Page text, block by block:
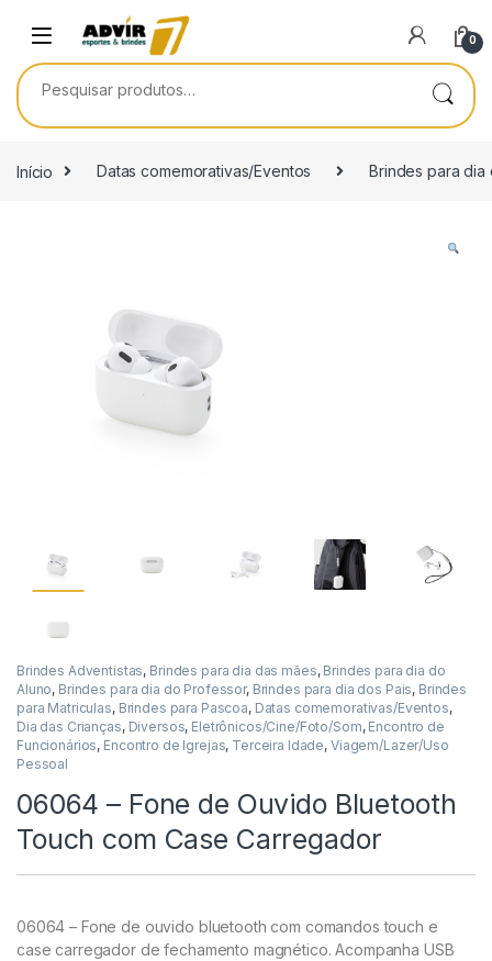
0
Pesquisar por:
Início Datas comemorativas/Eventos Brindes para dia
Brindes Adventistas, Brindes para dia das mães, Brindes para dia do
Aluno, Brindes para dia do Professor, Brindes para dia dos Pais, Brindes
para Matriculas, Brindes para Pascoa, Datas comemorativas/Eventos,
Dia das Crianças, Diversos, Eletrônicos/Cine/Foto/Som, Encontro de
Funcionários, Encontro de Igrejas, Terceira Idade, Viagem/Lazer/Uso
Pessoal
06064 – Fone de Ouvido Bluetooth
Touch com Case Carregador
06064 – Fone de ouvido bluetooth com comandos touch e
case carregador de fechamento magnético. Acompanha USB